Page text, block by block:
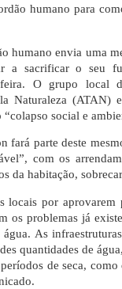
humano para
humano envia uma
a sacrificar o seu
O grupo local
Naturaleza (ATAN)
social e
fará parte deste
com os
da habitação,
locais por aprovarem
os problemas já
água. As
quantidades de
de seca, como